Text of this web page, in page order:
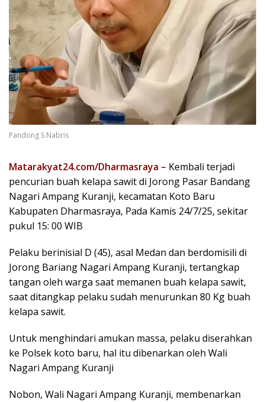
Pandong S Nabris
Matarakyat24.com/Dharmasraya – Kembali terjadi
pencurian buah kelapa sawit di Jorong Pasar Bandang
Nagari Ampang Kuranji, kecamatan Koto Baru
Kabupaten Dharmasraya, Pada Kamis 24/7/25, sekitar
pukul 15: 00 WIB
Pelaku berinisial D (45), asal Medan dan berdomisili di
Jorong Bariang Nagari Ampang Kuranji, tertangkap
tangan oleh warga saat memanen buah kelapa sawit,
saat ditangkap pelaku sudah menurunkan 80 Kg buah
kelapa sawit.
Untuk menghindari amukan massa, pelaku diserahkan
ke Polsek koto baru, hal itu dibenarkan oleh Wali
Nagari Ampang Kuranji
Nobon, Wali Nagari Ampang Kuranji, membenarkan